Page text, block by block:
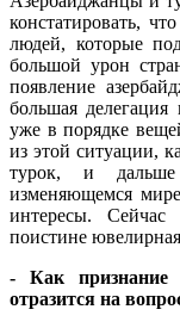
констатировать,
людей, которые
большой урон
появление
большая
уже в порядке
из этой ситуации,
турок, и
изменяющемся
интересы.
поистине
- Как признание
отразится на